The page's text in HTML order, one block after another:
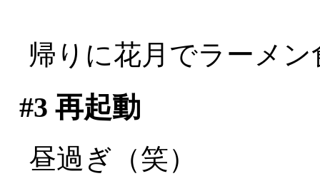
帰りに花月でラーメ
#3 再起動
昼過ぎ（笑）